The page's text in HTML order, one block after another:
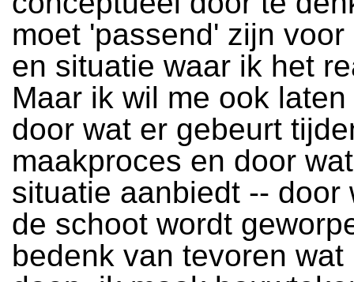
moet 'passend' zijn
en situatie waar ik het
Maar ik wil me ook
door wat er gebeurt
maakproces en door
situatie aanbiedt -- door
de schoot wordt
bedenk van tevoren wat